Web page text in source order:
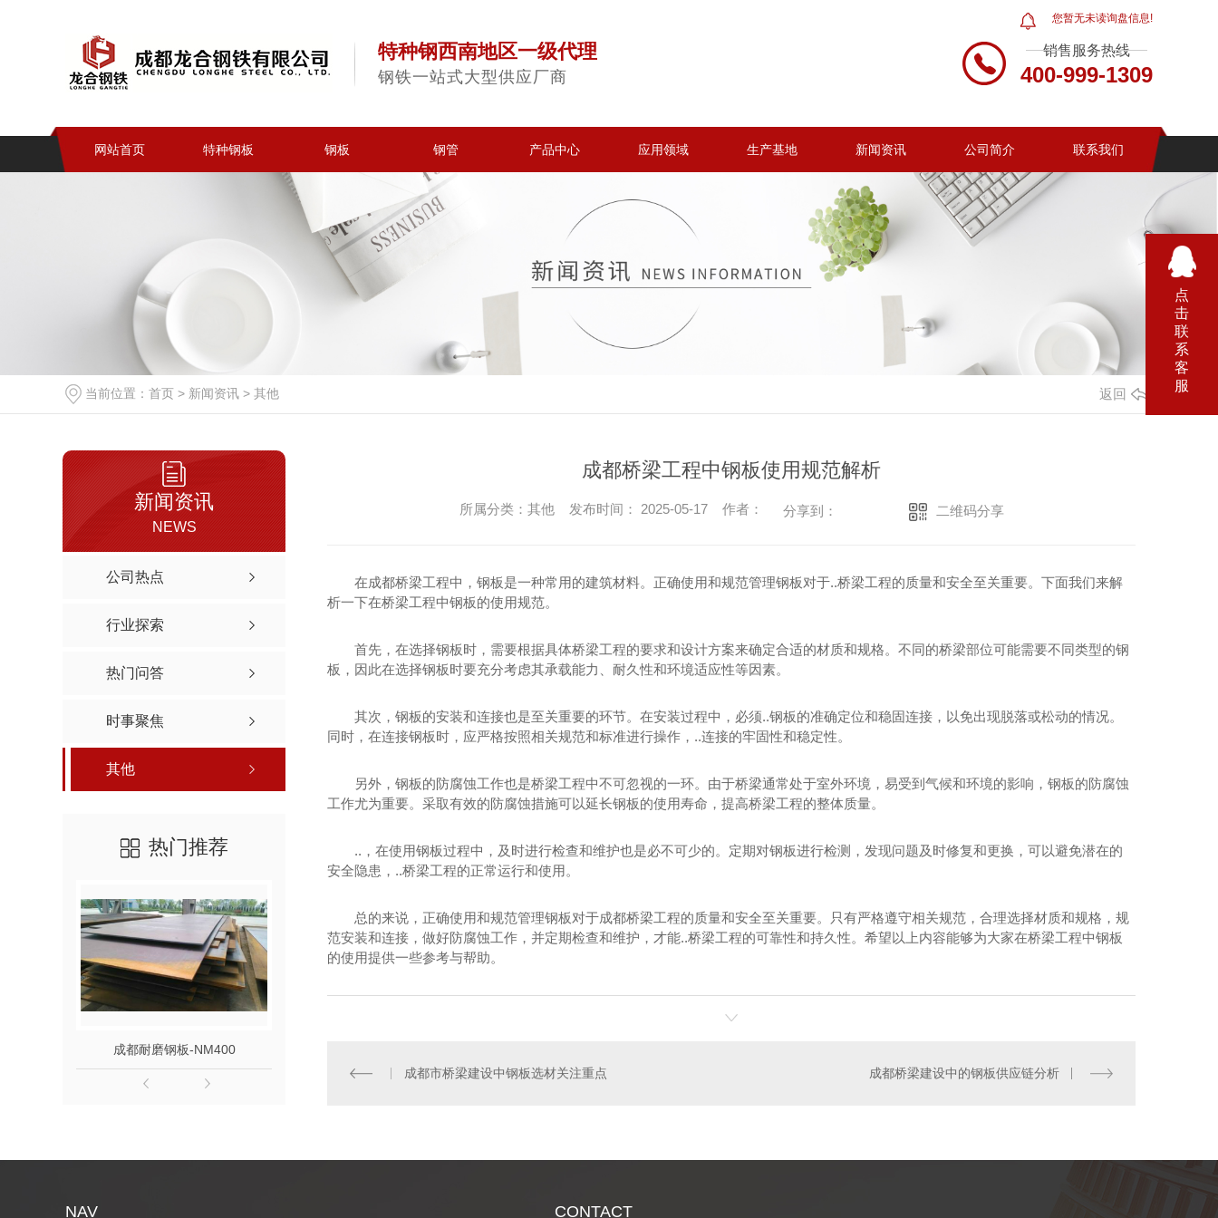
您暂无未读询盘信息!
特种钢西南地区一级代理
钢铁一站式大型供应厂商
销售服务热线
400-999-1309
网站首页 特种钢板 钢板 钢管 产品中心 应用领域 生产基地 新闻资讯 公司简介 联系我们
当前位置： 首页 > 新闻资讯 > 其他 返回
新闻资讯
NEWS
公司热点
行业探索
热门问答
时事聚焦
其他
热门推荐
成都耐磨钢板-NM400
成都桥梁工程中钢板使用规范解析
所属分类：其他 发布时间： 2025-05-17 作者： 分享到： 二维码分享
在成都桥梁工程中，钢板是一种常用的建筑材料。正确使用和规范管理钢板对于..桥梁工程的质量和安全至关重要。下面我们来解
析一下在桥梁工程中钢板的使用规范。
首先，在选择钢板时，需要根据具体桥梁工程的要求和设计方案来确定合适的材质和规格。不同的桥梁部位可能需要不同类型的钢
板，因此在选择钢板时要充分考虑其承载能力、耐久性和环境适应性等因素。
其次，钢板的安装和连接也是至关重要的环节。在安装过程中，必须..钢板的准确定位和稳固连接，以免出现脱落或松动的情况。
同时，在连接钢板时，应严格按照相关规范和标准进行操作，..连接的牢固性和稳定性。
另外，钢板的防腐蚀工作也是桥梁工程中不可忽视的一环。由于桥梁通常处于室外环境，易受到气候和环境的影响，钢板的防腐蚀
工作尤为重要。采取有效的防腐蚀措施可以延长钢板的使用寿命，提高桥梁工程的整体质量。
..，在使用钢板过程中，及时进行检查和维护也是必不可少的。定期对钢板进行检测，发现问题及时修复和更换，可以避免潜在的
安全隐患，..桥梁工程的正常运行和使用。
总的来说，正确使用和规范管理钢板对于成都桥梁工程的质量和安全至关重要。只有严格遵守相关规范，合理选择材质和规格，规
范安装和连接，做好防腐蚀工作，并定期检查和维护，才能..桥梁工程的可靠性和持久性。希望以上内容能够为大家在桥梁工程中钢板
的使用提供一些参考与帮助。
成都市桥梁建设中钢板选材关注重点 成都桥梁建设中的钢板供应链分析
NAV CONTACT
点
击
联
系
客
服